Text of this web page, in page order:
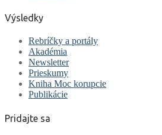
Výsledky
Rebríčky a portály
Akadémia
Newsletter
Prieskumy
Kniha Moc korupcie
Publikácie
Pridajte sa